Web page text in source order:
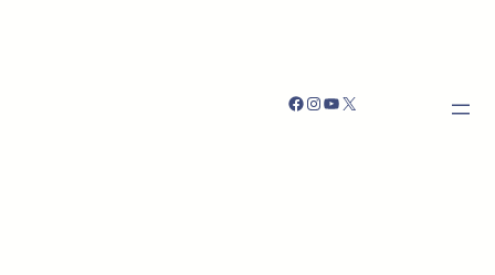
Facebook
Instagram
YouTube
X